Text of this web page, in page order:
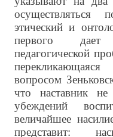
этический и
первого дает
педагогической
вопросом
что наставник
убеждений
величайшее
представит: